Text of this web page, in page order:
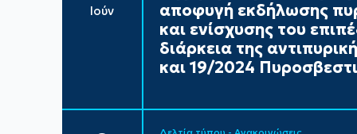
Ιούν
αποφυγή εκδήλωσης
και ενίσχυσης του
διάρκεια της
και 19/2024